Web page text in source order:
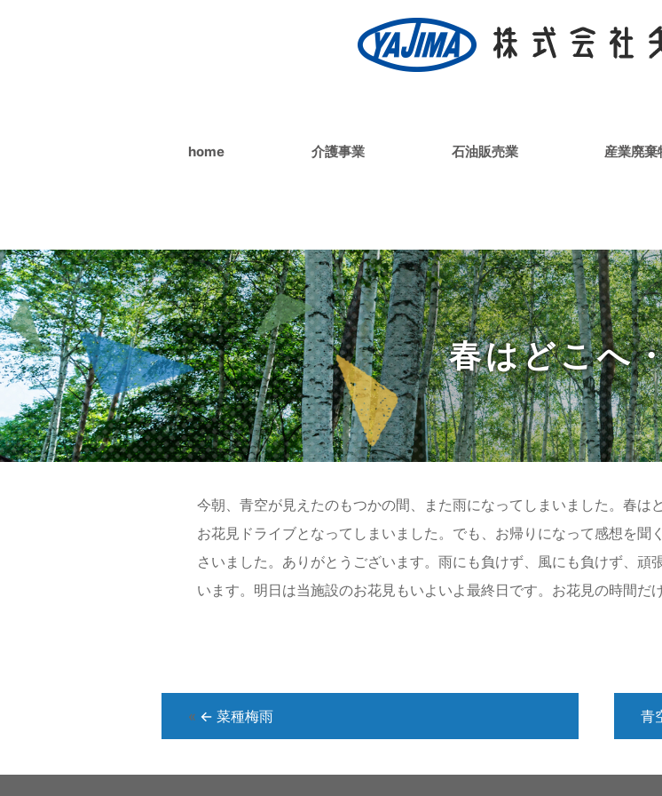
home 介護事業 石油販売業 産業廃棄
春はどこへ
2015年04月14日
今朝、青空が見えたのもつかの間、また雨になってしまいました。春は
お花見ドライブとなってしまいました。でも、お帰りになって感想を
さいました。ありがとうございます。雨にも負けず、風にも負けず、
います。明日は当施設のお花見もいよいよ最終日です。お花見の時間だ
« ← 菜種梅雨 青